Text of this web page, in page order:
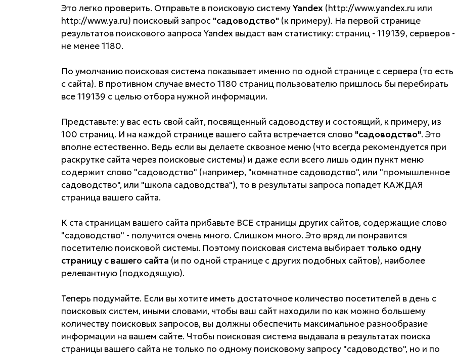
Это легко проверить. Отправьте в поисковую системуYandex (http://www.yandex.ru или
http://www.ya.ru) поисковый запрос "садоводство"(к примеру). На первой странице
результатов поискового запроса Yandex выдаст вам статистику: страниц - 119139, серверов -
не менее 1180.
По умолчанию поисковая система показывает именно по одной странице с сервера (то есть
с сайта). В противном случае вместо 1180 страниц пользователю пришлось бы перебирать
все 119139 с целью отбора нужной информации.
Представьте: у вас есть свой сайт, посвященный садоводству и состоящий, к примеру, из
100 страниц. И на каждой странице вашего сайта встречается слово "садоводство". Это
вполне естественно. Ведь если вы делаете сквозное меню (что всегда рекомендуется при
раскрутке сайта через поисковые системы) и даже если всего лишь один пункт меню
содержит слово "садоводство" (например, "комнатное садоводство", или "промышленное
садоводство", или "школа садоводства"), то в результаты запроса попадет КАЖДАЯ
страница вашего сайта.
К ста страницам вашего сайта прибавьте ВСЕ страницы других сайтов, содержащие слово
"садоводство" - получится очень много. Слишком много. Это вряд ли понравится
посетителю поисковой системы. Поэтому поисковая система выбирает только одну
страницу с вашего сайта (и по одной странице с других подобных сайтов), наиболее
релевантную (подходящую).
Теперь подумайте. Если вы хотите иметь достаточное количество посетителей в день с
поисковых систем, иными словами, чтобы ваш сайт находили по как можно большему
количеству поисковых запросов, вы должны обеспечить максимальное разнообразие
информации на вашем сайте. Чтобы поисковая система выдавала в результатах поиска
страницы вашего сайта не только по одному поисковому запросу "садоводство", но и по